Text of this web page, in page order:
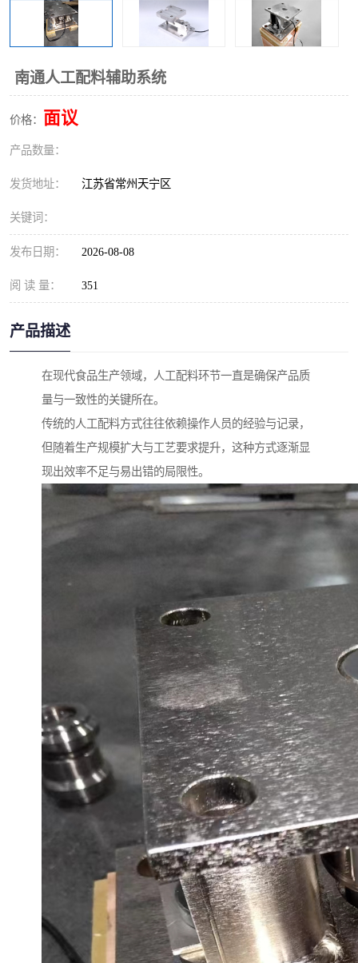
南通人工配料辅助系统
价格： 面议
产品数量：
发货地址： 江苏省常州天宁区
关键词：
发布日期： 2026-08-08
阅 读 量： 351
产品描述
在现代食品生产领域，人工配料环节一直是确保产品质
量与一致性的关键所在。
传统的人工配料方式往往依赖操作人员的经验与记录，
但随着生产规模扩大与工艺要求提升，这种方式逐渐显
现出效率不足与易出错的局限性。